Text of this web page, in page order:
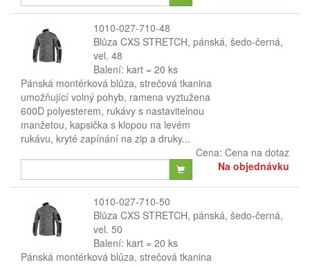
1010-027-710-48
Blůza CXS STRETCH, pánská, šedo-černá,
vel. 48
Balení: kart = 20 ks
Pánská montérková blůza, strečová tkanina
umožňující volný pohyb, ramena vyztužena
600D polyesterem, rukávy s nastavitelnou
manžetou, kapsička s klopou na levém
rukávu, kryté zapínání na zip a druky...
Cena: Cena na dotaz
Na objednávku
1010-027-710-50
Blůza CXS STRETCH, pánská, šedo-černá,
vel. 50
Balení: kart = 20 ks
Pánská montérková blůza, strečová tkanina